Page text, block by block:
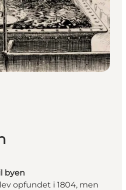
byen
opfundet i 1804, men